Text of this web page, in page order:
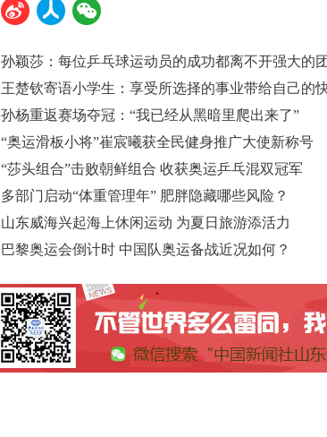
孙颖莎：每位乒乓球运动员的成功都离不开强大的
王楚钦寄语小学生：享受所选择的事业带给自己的
孙杨重返赛场夺冠：“我已经从黑暗里爬出来了”
“奥运滑板小将”崔宸曦获全民健身推广大使新称号
“莎头组合”击败朝鲜组合 收获奥运乒乓混双冠军
多部门启动“体重管理年” 肥胖隐藏哪些风险？
山东威海兴起海上休闲运动 为夏日旅游添活力
巴黎奥运会倒计时 中国队奥运备战近况如何？